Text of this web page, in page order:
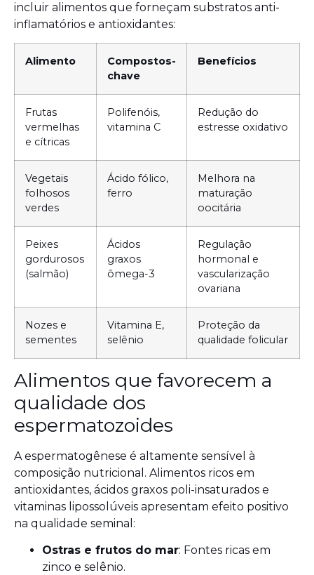
incluir alimentos que forneçam substratos anti-
inflamatórios e antioxidantes:
Alimento
Compostos-
chave
Benefícios
Frutas
vermelhas
e cítricas
Polifenóis,
vitamina C
Redução do
estresse oxidativo
Vegetais
folhosos
verdes
Ácido fólico,
ferro
Melhora na
maturação
oocitária
Peixes
gordurosos
(salmão)
Ácidos
graxos
ômega-3
Regulação
hormonal e
vascularização
ovariana
Nozes e
sementes
Vitamina E,
selênio
Proteção da
qualidade folicular
Alimentos que favorecem a
qualidade dos
espermatozoides
A espermatogênese é altamente sensível à
composição nutricional. Alimentos ricos em
antioxidantes, ácidos graxos poli-insaturados e
vitaminas lipossolúveis apresentam efeito positivo
na qualidade seminal:
Ostras e frutos do mar: Fontes ricas em
zinco e selênio.